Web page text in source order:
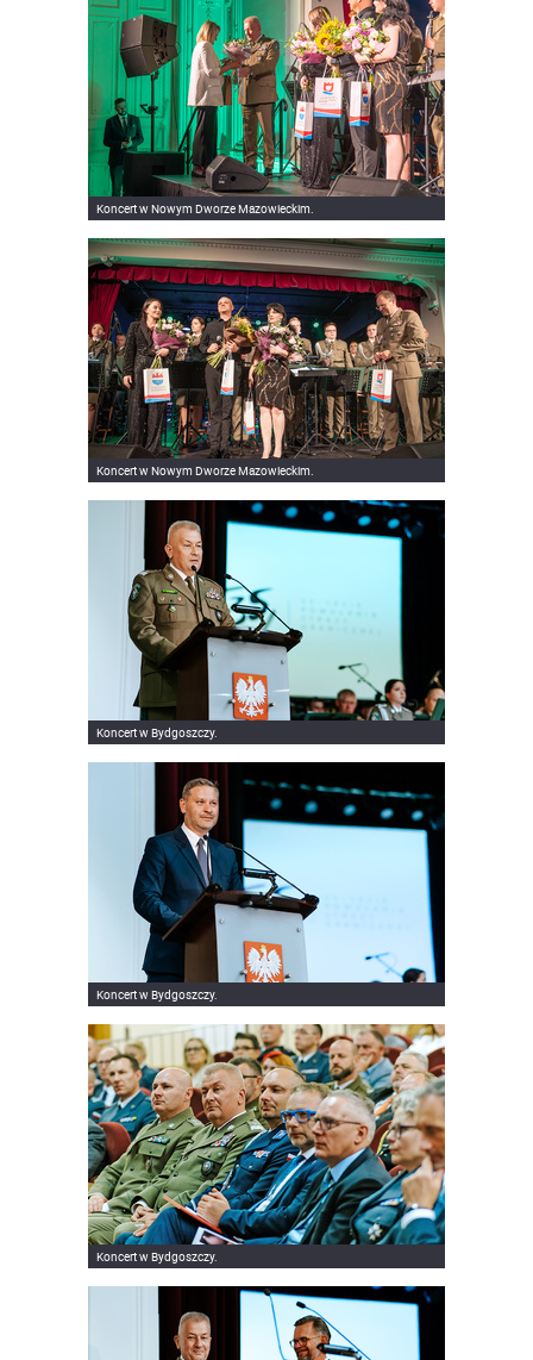
Koncert w Nowym Dworze Mazowieckim.
Koncert w Nowym Dworze Mazowieckim.
Koncert w Bydgoszczy.
Koncert w Bydgoszczy.
Koncert w Bydgoszczy.